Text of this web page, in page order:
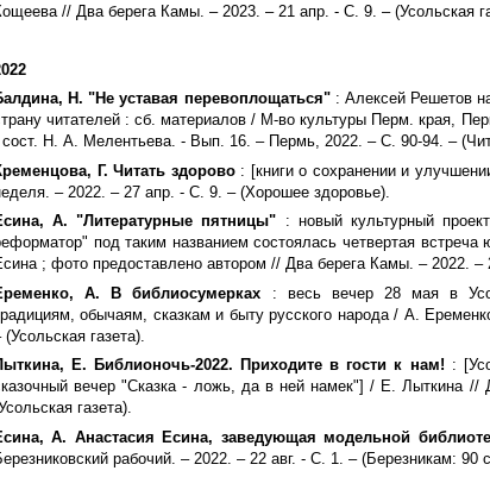
// Два берега Камы. – 2023. – 21 апр. - С. 9. – (Усольская
Н. "Не уставая перевоплощаться" : Алексей Решетов
читателей : сб. материалов / М-во культуры Перм. края,
Н. А. Мелентьева. - Вып. 16. – Пермь, 2022. – С. 90-94. –
Г. Читать здорово: [книги о сохранении и
– 2022. – 27 апр. - С. 9. – (Хорошее здоровье).
А. "Литературные пятницы" : новый культурный
под таким названием состоялась четвертая
; фото предоставлено автором // Два берега Камы. – 2022.
А. В библиосумерках : весь вечер 28 мая в
обычаям, сказкам и быту русского народа / А.
(Усольская газета).
Е. Библионочь-2022. Приходите в гости к нам! :
вечер "Сказка - ложь, да в ней намек"] / Е. Лыткина
газета).
А. Анастасия Есина, заведующая модельной
рабочий. – 2022. – 22 авг. - С. 1. – (Березникам: 90